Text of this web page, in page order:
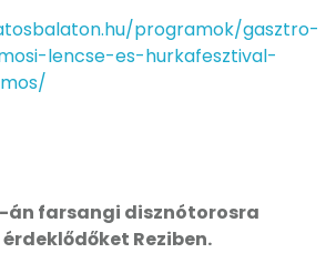
programok/gasztro-
lencse-es-hurkafesztival-
án farsangi disznótorosra
Reziben.